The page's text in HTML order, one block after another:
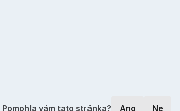
Pomohla vám tato stránka? Ano Ne